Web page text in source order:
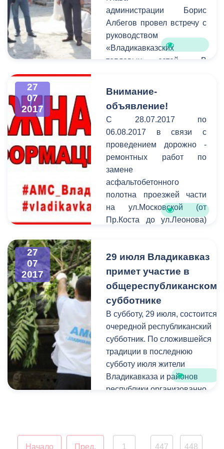
администрации Борис
Албегов провел встречу с
руководством
«Владикавказских
тепловых сетей». В
АМС Казбек Цоков,
начальник Контрольного
управления Лавер
Битаров, и.о.
председателя Комитета
жилищно-коммунального
хозяйства
г.Владикавказа Марат
Тохтиев, руководитель
ООО "Газпром
Меркушин, контрактный
управляющий
предприятия Батраз
Дзеранов, заместитель
директора
предприятия Валерий
Бекмурзов.
27
07
2017
Внимание-
объявление!
С 28.07.2017 по
06.08.2017 в связи с
проведением дорожно -
ремонтных работ по
замене
асфальтобетонного
полотна проезжей части
на ул.Московской (от
Пр.Коста до ул.Леонова)
транспортных средств и
пешеходов. Работы будут
проводиться также и в
ночное время.
27
07
2017
29 июля Владикавказ
примет участие в
общереспубликанском
субботнике
В субботу, 29 июля, состоится
очередной республиканский
субботник. По сложившейся
традиции в последнюю
субботу июля жители
Владикавказа и районов
республики организованно
дворах.
Начало
Пред.
1
447 448